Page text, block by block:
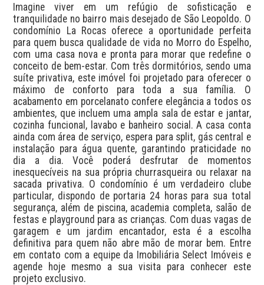
Imagine viver em um refúgio de sofisticação e
tranquilidade no bairro mais desejado de São Leopoldo. O
condomínio La Rocas oferece a oportunidade perfeita
para quem busca qualidade de vida no Morro do Espelho,
com uma casa nova e pronta para morar que redefine o
conceito de bem-estar. Com três dormitórios, sendo uma
suíte privativa, este imóvel foi projetado para oferecer o
máximo de conforto para toda a sua família. O
acabamento em porcelanato confere elegância a todos os
ambientes, que incluem uma ampla sala de estar e jantar,
cozinha funcional, lavabo e banheiro social. A casa conta
ainda com área de serviço, espera para split, gás central e
instalação para água quente, garantindo praticidade no
dia a dia. Você poderá desfrutar de momentos
inesquecíveis na sua própria churrasqueira ou relaxar na
sacada privativa. O condomínio é um verdadeiro clube
particular, dispondo de portaria 24 horas para sua total
segurança, além de piscina, academia completa, salão de
festas e playground para as crianças. Com duas vagas de
garagem e um jardim encantador, esta é a escolha
definitiva para quem não abre mão de morar bem. Entre
em contato com a equipe da Imobiliária Select Imóveis e
agende hoje mesmo a sua visita para conhecer este
projeto exclusivo.